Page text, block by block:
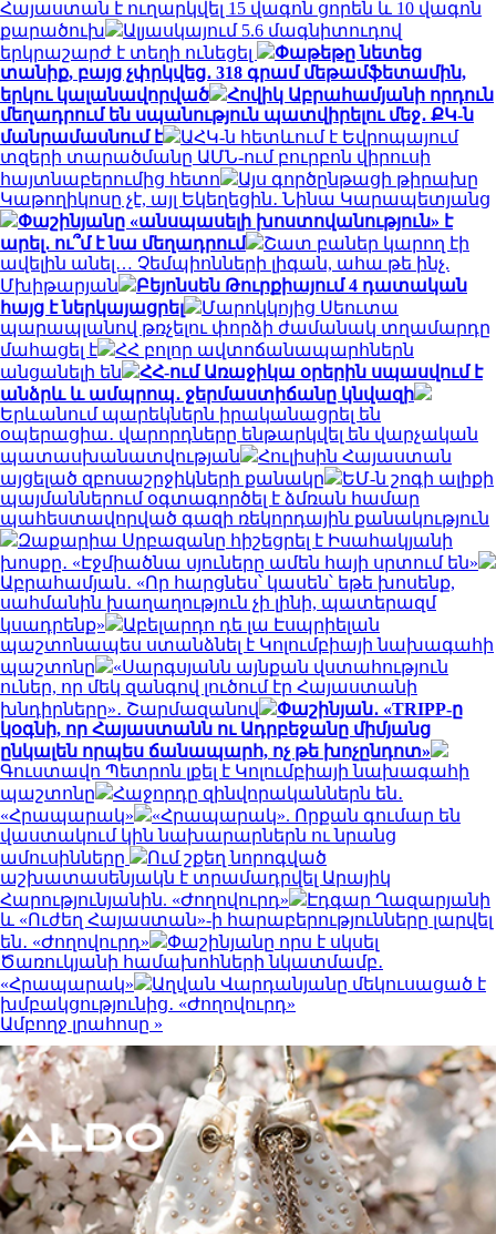
Հայաստան է ուղարկվել 15 վագոն ցորեն և 10 վագոն
քարածուխ
Ալյասկայում 5.6 մագնիտուդով
երկրաշարժ է տեղի ունեցել
Փաթեթը նետեց
տանիք, բայց չփրկվեց․ 318 գրամ մեթամֆետամին,
երկու կալանավորված
Հովիկ Աբրահամյանի որդուն
մեղադրում են սպանություն պատվիրելու մեջ․ ՔԿ-ն
մանրամասնում է
ԱՀԿ-ն հետևում է Եվրոպայում
տզերի տարածմանը ԱՄՆ-ում բուրբոն վիրուսի
հայտնաբերումից հետո
Այս գործընթացի թիրախը
Կաթողիկոսը չէ, այլ Եկեղեցին․ Նինա Կարապետյանց
Փաշինյանը «անսպասելի խոստովանություն» է
արել․ ու՞մ է նա մեղադրում
Շատ բաներ կարող էի
ավելին անել… Չեմպիոնների լիգան, ահա թե ինչ.
Մխիթարյան
Բեյոնսեն Թուրքիայում 4 դատական
հայց է ներկայացրել
Մարոկկոյից Սեուտա
պարապլանով թռչելու փորձի ժամանակ տղամարդը
մահացել է
ՀՀ բոլոր ավտոճանապարհներն
անցանելի են
ՀՀ-ում Առաջիկա օրերին սպասվում է
անձրև և ամպրոպ․ ջերմաստիճանը կնվազի
Երևանում պարեկներն իրականացրել են
օպերացիա․ վարորդները ենթարկվել են վարչական
պատասխանատվության
Հուլիսին Հայաստան
այցելած զբոսաշրջիկների քանակը
ԵՄ-ն շոգի ալիքի
պայմաններում օգտագործել է ձմռան համար
պահեստավորված գազի ռեկորդային քանակություն
Զաքարիա Սրբազանը հիշեցրել է Իսահակյանի
խոսքը․ «Էջմիածնա սյուները ամեն հայի սրտում են»
Աբրահամյան․ «Որ հարցնես՝ կասեն՝ եթե խոսենք,
սահմանին խաղաղություն չի լինի, պատերազմ
կսադրենք»
Աբելարդո դե լա Էսպրիելան
պաշտոնապես ստանձնել է Կոլումբիայի նախագահի
պաշտոնը
«Սարգսյանն այնքան վստահություն
ուներ, որ մեկ զանգով լուծում էր Հայաստանի
խնդիրները»․ Շարմազանով
Փաշինյան․ «TRIPP-ը
կօգնի, որ Հայաստանն ու Ադրբեջանը միմյանց
ընկալեն որպես ճանապարհ, ոչ թե խոչընդոտ»
Գուստավո Պետրոն լքել է Կոլումբիայի նախագահի
պաշտոնը
Հաջորդը զինվորականներն են․
«Հրապարակ»
«Հրապարակ». Որքան գումար են
վաստակում կին նախարարներն ու նրանց
ամուսինները
Ում շքեղ նորոգված
աշխատասենյակն է տրամադրվել Արայիկ
Հարությունյանին. «Ժողովուրդ»
Էդգար Ղազարյանի
և «Ուժեղ Հայաստան»-ի հարաբերությունները լարվել
են․ «Ժողովուրդ»
Փաշինյանը որս է սկսել
Ծառուկյանի համախոհների նկատմամբ․
«Հրապարակ»
Աղվան Վարդանյանը մեկուսացած է
խմբակցությունից․ «Ժողովուրդ»
Ամբողջ լրահոսը »